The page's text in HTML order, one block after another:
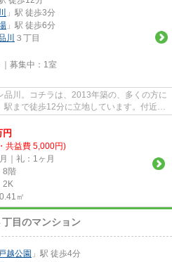
」駅 徒歩3分
」駅 徒歩6分
川 ３丁目
募集中： 1室
川。コチラは、2013年築の、多くの方に
まで徒歩12分に立地しています。付近に
円
共益費 5,000円)
｜礼：1ヶ月
8階
2K
㎡
目のマンション
戸越公園 」駅 徒歩4分